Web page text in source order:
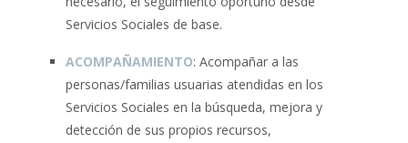
Servicios Sociales de base.
ACOMPAÑAMIENTO: Acompañar a las
personas/familias usuarias atendidas en los
Servicios Sociales en la búsqueda, mejora y
detección de sus propios recursos,